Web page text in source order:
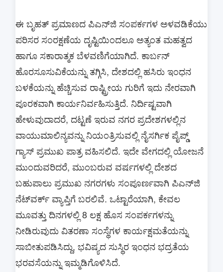
ಈ ಬೃಹತ್ ಪ್ರಮಾಣದ ಪಿಎನ್‌ಜಿ ಸಂಪರ್ಕಗಳ ಅಳವಡಿಕೆಯು
ಪರಿಸರ ಸಂರಕ್ಷಣೆಯ ದೃಷ್ಟಿಯಿಂದಲೂ ಅತ್ಯಂತ ಮಹತ್ವದ
ಹಾಗೂ ಸಕಾರಾತ್ಮಕ ಬೆಳವಣಿಗೆಯಾಗಿದೆ. ಕಾರ್ಬನ್
ಹೊರಸೂಸುವಿಕೆಯನ್ನು ತಗ್ಗಿಸಿ, ದೇಶದಲ್ಲಿ ಹಸಿರು ಇಂಧನ
ಬಳಕೆಯನ್ನು ಹೆಚ್ಚಿಸುವ ರಾಷ್ಟ್ರೀಯ ಗುರಿಗೆ ಇದು ನೇರವಾಗಿ
ಪೂರಕವಾಗಿ ಕಾರ್ಯನಿರ್ವಹಿಸುತ್ತಿದೆ. ನಿರ್ದಿಷ್ಟವಾಗಿ
ಹೇಳುವುದಾದರೆ, ದಟ್ಟಣೆ ಇರುವ ನಗರ ಪ್ರದೇಶಗಳಲ್ಲಿನ
ವಾಯುಮಾಲಿನ್ಯವನ್ನು ನಿಯಂತ್ರಿಸುವಲ್ಲಿ ನೈಸರ್ಗಿಕ ಪೈಪ್ಡ್
ಗ್ಯಾಸ್ ಪ್ರಮುಖ ಪಾತ್ರ ವಹಿಸಲಿದೆ. ಇದೇ ವೇಗದಲ್ಲಿ ಯೋಜನೆ
ಮುಂದುವರಿದರೆ, ಮುಂಬರುವ ವರ್ಷಗಳಲ್ಲಿ ದೇಶದ
ಬಹುಪಾಲು ಪ್ರಮುಖ ನಗರಗಳು ಸಂಪೂರ್ಣವಾಗಿ ಪಿಎನ್‌ಜಿ
ನೆಟ್‌ವರ್ಕ್ ವ್ಯಾಪ್ತಿಗೆ ಬರಲಿವೆ. ಒಟ್ಟಾರೆಯಾಗಿ, ಕೇವಲ
ಮೂವತ್ತು ದಿನಗಳಲ್ಲಿ 8 ಲಕ್ಷ ಹೊಸ ಸಂಪರ್ಕಗಳನ್ನು
ನೀಡಿರುವುದು ವಿತರಣಾ ಸಂಸ್ಥೆಗಳ ಕಾರ್ಯಕ್ಷಮತೆಯನ್ನು
ಸಾಬೀತುಪಡಿಸಿದ್ದು, ಭವಿಷ್ಯದ ಸುಸ್ಥಿರ ಇಂಧನ ಭದ್ರತೆಯ
ಭರವಸೆಯನ್ನು ಇಮ್ಮಡಿಗೊಳಿಸಿದೆ.